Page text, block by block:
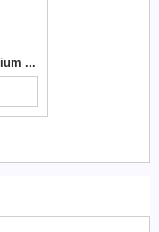
Forza Horizon 6 Premium Edition Xbox Key